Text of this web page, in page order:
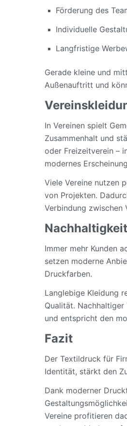
Förderung des
Individuelle
Langfristige
Gerade kleine und
Außenauftritt und
In Vereinen spielt
Zusammenhalt und
oder Freizeitverein –
modernes
Viele Vereine nutzen
von Projekten.
Verbindung zwischen
Immer mehr Kunden
setzen moderne
Druckfarben.
Langlebige Kleidung
Qualität.
und entspricht den
Fazit
Der Textildruck für
Identität, stärkt den
Dank moderner
Vereine profitieren